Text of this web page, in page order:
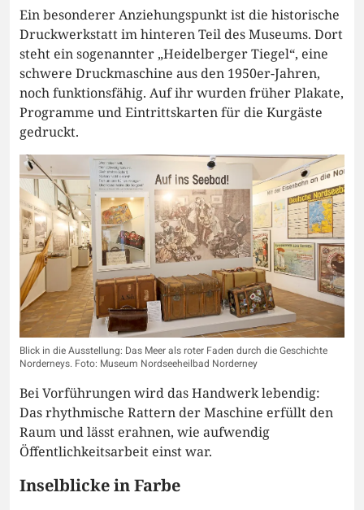
Ein besonderer Anziehungspunkt ist die historische
Druckwerkstatt im hinteren Teil des Museums. Dort
steht ein sogenannter „Heidelberger Tiegel“, eine
schwere Druckmaschine aus den 1950er-Jahren,
noch funktionsfähig. Auf ihr wurden früher Plakate,
Programme und Eintrittskarten für die Kurgäste
gedruckt.
Blick in die Ausstellung: Das Meer als roter Faden durch die Geschichte
Norderneys. Foto: Museum Nordseeheilbad Norderney
Bei Vorführungen wird das Handwerk lebendig:
Das rhythmische Rattern der Maschine erfüllt den
Raum und lässt erahnen, wie aufwendig
Öffentlichkeitsarbeit einst war.
Inselblicke in Farbe